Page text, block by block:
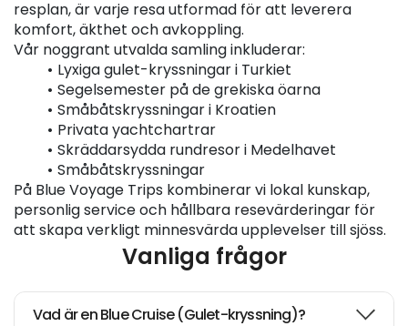
resplan, är varje resa utformad för att leverera
komfort, äkthet och avkoppling.
Vår noggrant utvalda samling inkluderar:
Lyxiga gulet-kryssningar i Turkiet
Segelsemester på de grekiska öarna
Småbåtskryssningar i Kroatien
Privata yachtchartrar
Skräddarsydda rundresor i Medelhavet
Småbåtskryssningar
På Blue Voyage Trips kombinerar vi lokal kunskap,
personlig service och hållbara resevärderingar för
att skapa verkligt minnesvärda upplevelser till sjöss.
Vanliga frågor
Vad är en Blue Cruise (Gulet-kryssning)?